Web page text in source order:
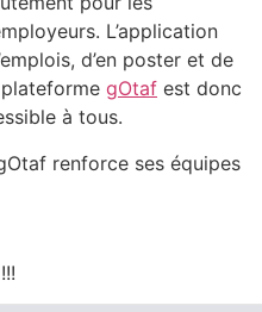
L’application
d’en poster et de
gOtaf est donc
à tous.
renforce ses équipes